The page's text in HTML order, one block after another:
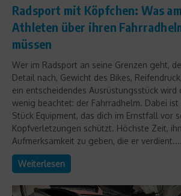
Radsport mit Köpfchen: Was
Athleten über ihren
müssen
Wer im Radsport an seine Grenzen geht,
Detail nach, Gewicht des Bikes,
ein entscheidendes Ausrüstungsstück wird
wenig beachtet: der Fahrradhelm. Dabei ist
Stück Equipment, das dich im Ernstfall vor
Kopfverletzungen schützt. Höchste Zeit,
Aufmerksamkeit zu geben, die er verdient....
Weiterlesen